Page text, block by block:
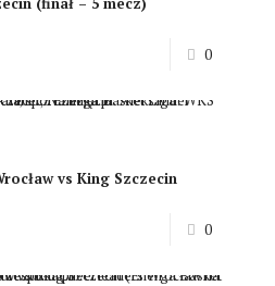
0
vs King Szczecin
0